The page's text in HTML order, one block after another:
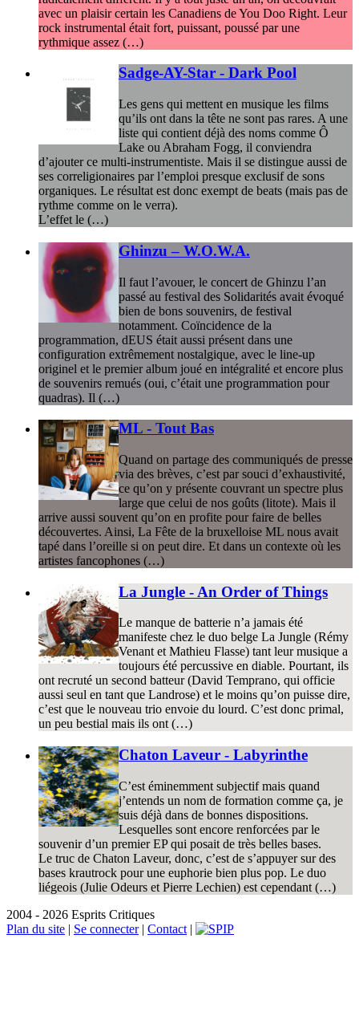
avec un plaisir certain les Canadiens de You Doo Right. Leur
rock instrumental était fort, puissant, poussé par une
rythmique assez (…)
Sadge-AY-Star - Dark Pool
Les gens qui mettent en musique les films
qu’ils ont dans la tête ne sont pas rares. A une
liste qui contient déjà des noms comme Ô
Lake ou Abraham Fogg, il conviendra
d’ajouter ce multi-instrumentiste. Mais il se distingue aussi de
ses correligionaires par l’emploi presque exclusif de sons
organiques. Le résultat est donc exempt de beats (mais pas de
rythme comme on le verra).
L’effet le (…)
Ghinzu – W.O.W.A.
Il faut l’avouer, le concert de Ghinzu l’an
passé au festival des Solidarités avait évoqué
bien de bons souvenirs, de festival
notamment. Coïncidence de la
programmation, dEUS était aussi présent dans une
configuration extrêmement nostalgique, avec le line-up
originel et le premier album joué en intégralité et encore plus
de souvenirs remués (oui, c’était une programmation pour
quadras). Il (…)
ML - Tout Bas
Quand on partage des communiqués de presse
via des brèves, c’est par souci d’exhaustivité,
ce qu’on y présente couvrant un spectre plus
large que celui de nos goûts (litote). Mais il
arrive aussi souvent qu’on en profite pour faire de belles
découvertes. Ainsi, La Fête de la bruxelloise ML nous avait
tapé dans l’oreille si on peut dire. Et dans un contexte où les
artistes fancophones (…)
La Jungle - An Order of Things
Le manque de batterie n’a jamais été
manifeste chez le duo belge La Jungle (Rémy
Venant et Mathieu Flasse) tant leur musique a
toujours été percussive en diable. Pourtant, ils
ont recruté un second batteur (David Temprano, qui officie
aussi seul en tant que Landrose) et le moins qu’on puisse dire,
c’est que le nouveau trio envoie du lourd. C’est donc primal,
un peu bestial mais ils ont (…)
Chaton Laveur - Labyrinthe
C’est éminemment subjectif mais quand
j’entends un nom de formation comme ça, je
suis déjà dans de bonnes dispositions.
Lesquelles sont encore renforcées par le
souvenir d’un premier EP qui posait de très belles bases.
Le truc de Chaton Laveur, donc, c’est de s’appuyer sur des
bases krautrock pour une euphorie bien plus pop. Le duo
liégeois (Julie Odeurs et Pierre Lechien) est cependant (…)
2004 - 2026 Esprits Critiques
Plan du site | Se connecter| Contact |